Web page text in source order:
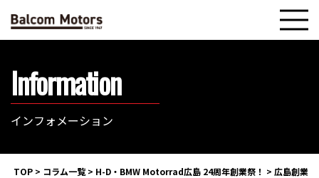
Information
インフォメーション
TOP > コラム一覧> H-D・BMW Motorrad広島 24周年創業祭！ > 広島創業